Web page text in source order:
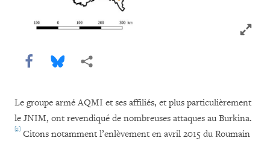
Click
Share this via Facebook
Share this via Bluesky
Share this via Partagez
Le groupe armé AQMI et ses affiliés, et plus particulièrement
le JNIM, ont revendiqué de nombreuses attaques au Burkina.
[5] Citons notamment l’enlèvement en avril 2015 du Roumain